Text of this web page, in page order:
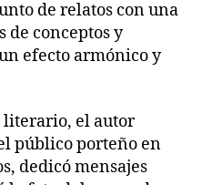
de relatos con una
de conceptos y
efecto armónico y
el autor
público porteño en
dedicó mensajes